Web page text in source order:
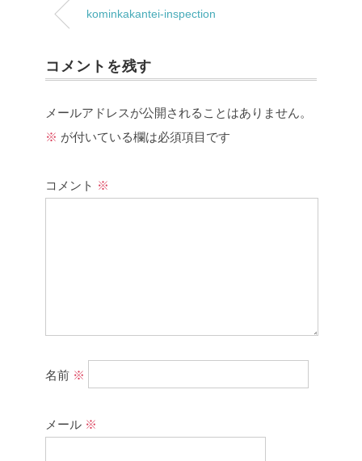
kominkakantei-inspection
コメントを残す
メールアドレスが公開されることはありません。
※ が付いている欄は必須項目です
コメント ※
名前 ※
メール ※